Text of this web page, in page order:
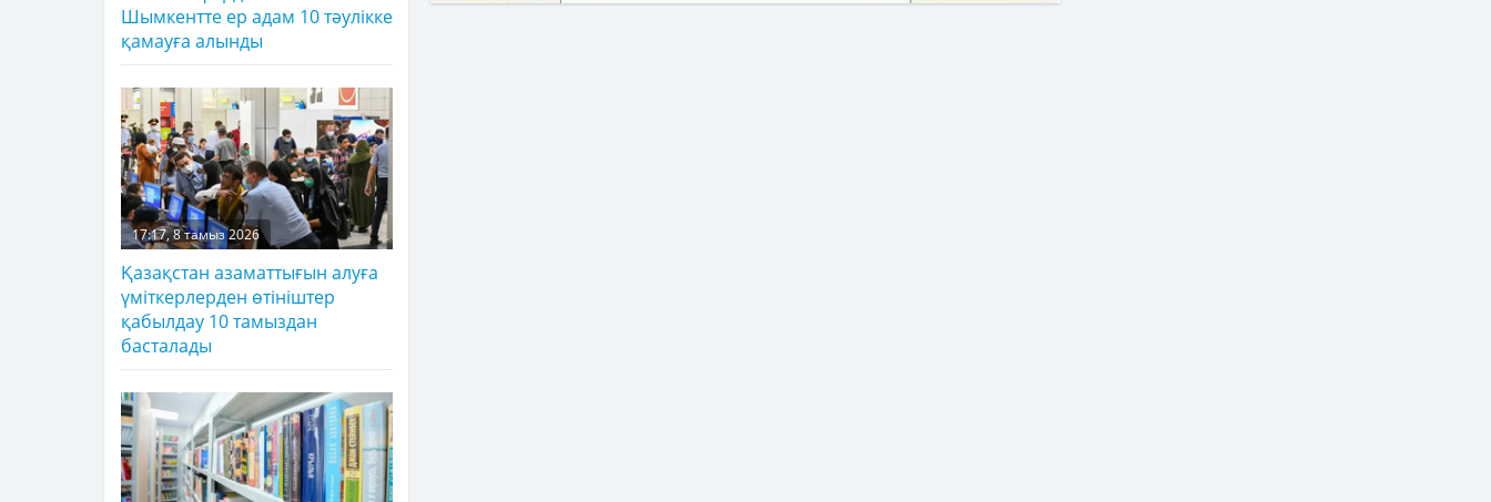
Шымкентте ер адам 10 тәулікке
қамауға алынды
17:17, 8 тамыз 2026
Қазақстан азаматтығын алуға
үміткерлерден өтініштер
қабылдау 10 тамыздан
басталады